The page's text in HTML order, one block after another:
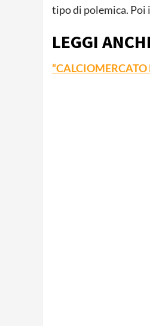
tipo di polemica. Poi
LEGGI